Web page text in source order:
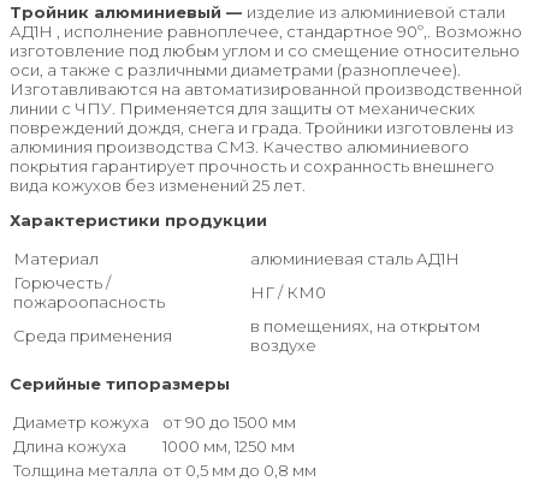
Тройник алюминиевый — изделие из алюминиевой стали
АД1Н , исполнение равноплечее, стандартное 90º,. Возможно
изготовление под любым углом и со смещение относительно
оси, а также с различными диаметрами (разноплечее).
Изготавливаются на автоматизированной производственной
линии с ЧПУ. Применяется для защиты от механических
повреждений дождя, снега и града. Тройники изготовлены из
алюминия производства СМЗ. Качество алюминиевого
покрытия гарантирует прочность и сохранность внешнего
вида кожухов без изменений 25 лет.
Характеристики продукции
Материал
алюминиевая сталь АД1Н
Горючесть /
пожароопасность
НГ / КМ0
Среда применения
в помещениях, на открытом
воздухе
Серийные типоразмеры
Диаметр кожуха
от 90 до 1500 мм
Длина кожуха
1000 мм, 1250 мм
Толщина металла от 0,5 мм до 0,8 мм